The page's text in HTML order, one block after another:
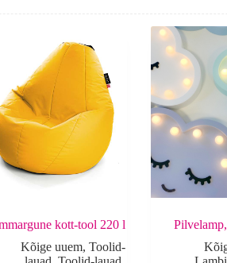
kott-tool 220 l
Kõige uuem,Toolid-